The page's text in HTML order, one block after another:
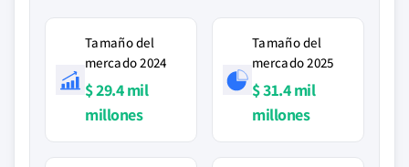
Tamaño del
mercado 2024
$ 29.4 mil
millones
Tamaño del
mercado 2025
$ 31.4 mil
millones